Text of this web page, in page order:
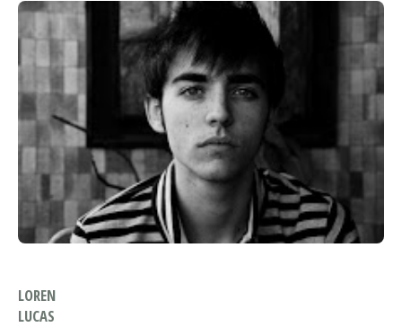
LOREN
LUCAS